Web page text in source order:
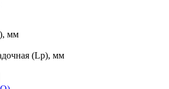
мм
(Lp), мм